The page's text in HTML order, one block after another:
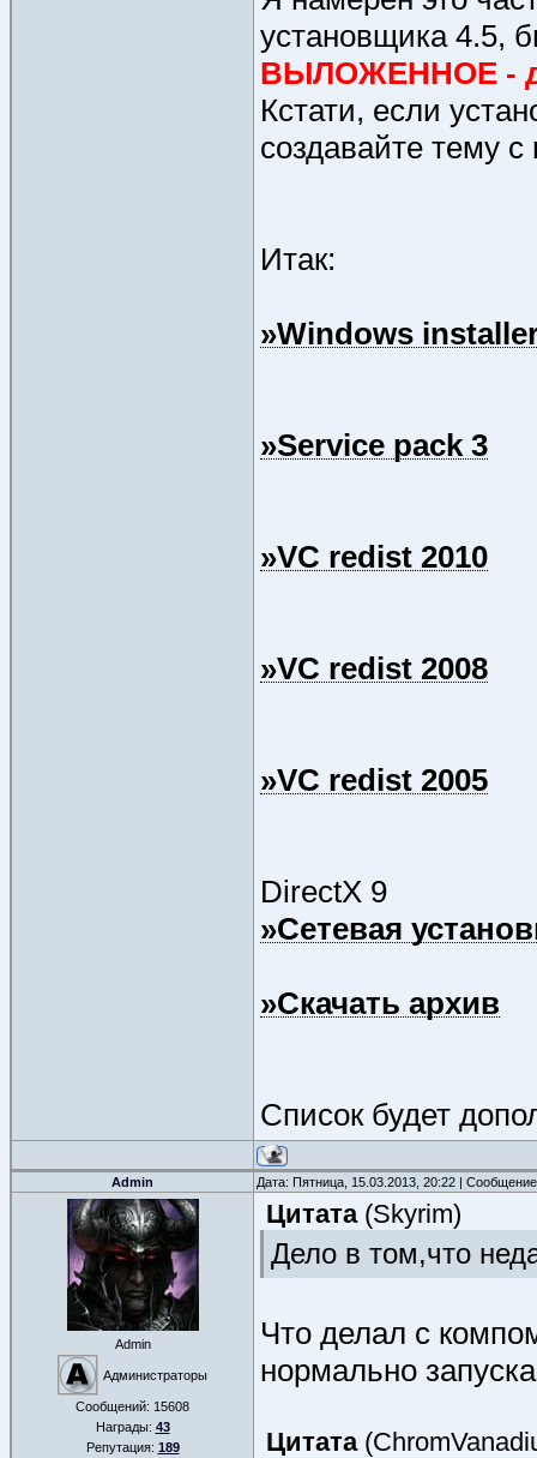
установщика 4.5,
ВЫЛОЖЕННОЕ -
Кстати, если
создавайте тему
Итак:
»Windows
»Service pack 3
»VC redist 2010
»VC redist 2008
»VC redist 2005
DirectX 9
»Сетевая
»Скачать архив
Список будет
Admin Дата: Пятница, 15.03.2013, 20:22 |
Admin
Администраторы
Сообщений: 15608
Награды: 43
Репутация: 189
Цитата(Skyrim)
Дело в том,что
Что делал с
нормально
Цитата(